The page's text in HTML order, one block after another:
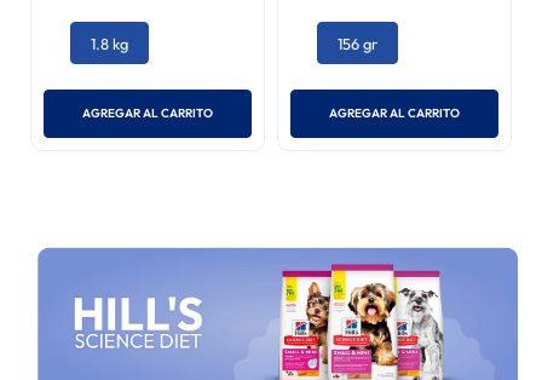
1.8 kg
AGREGAR AL CARRITO
156 gr
AGREGAR AL CARRITO